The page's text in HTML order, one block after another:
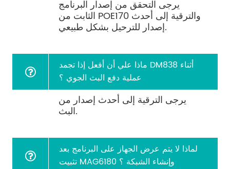
يرجى التحقق من إصدار البرنامج
الثابت من POE170 والترقية إلى أحدث
إصدار للترحيل بشكل طبيعي.
ماذا علي أن أفعل إذا تجمد DM838 أثناء
عملية دفع البث الجوي ؟
يرجى الترقية إلى أحدث إصدار من
البث.
لماذا لا يتم عرض الجهاز على البرنامج بعد
تثبيت MAG6180 وإنشاء الشبكة ؟